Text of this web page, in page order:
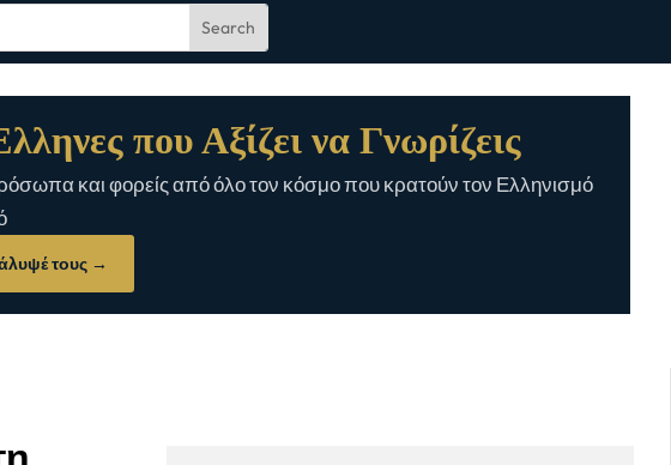
που Αξίζει να Γνωρίζεις
και φορείς από όλο τον κόσμο που κρατούν τον Ελληνισμό
τους →